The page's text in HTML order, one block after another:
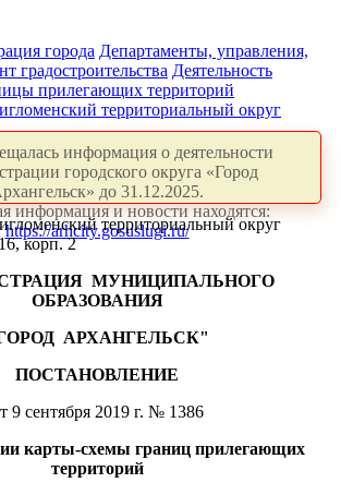
города Департаменты, управления,
градостроительства Деятельность
прилегающих территорий
территориальный округ
информация о деятельности
городского округа «Город
до 31.12.2025.
информация и новости находятся:
https://arhcity.gosuslugi.ru/территориальный округ
корп. 2
МУНИЦИПАЛЬНОГО
ОБРАЗОВАНИЯ
АРХАНГЕЛЬСК"
ПОСТАНОВЛЕНИЕ
9 сентября 2019 г. № 1386
карты-схемы границ прилегающих
территорий